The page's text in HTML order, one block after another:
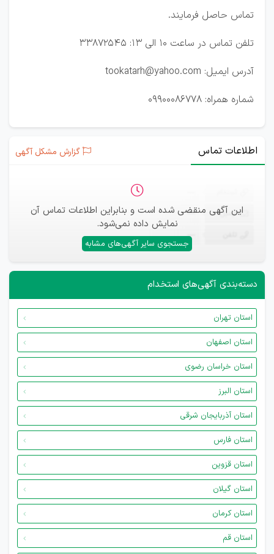
تماس حاصل فرمایند.
تلفن تماس در ساعت 10 الی 13: 33872545
آدرس ایمیل: tookatarh@yahoo.com
شماره همراه: 09900086778
اطلاعات تماس گزارش مشکل آگهی
این آگهی منقضی شده است و بنابراین اطلاعات تماس آن
نمایش داده نمی‌شود.
جستجوی سایر آگهی‌های مشابه
ایمیل —
—
دسته‌بندی آگهی‌های استخدام
استان تهران
استان اصفهان
استان خراسان رضوی
استان البرز
استان آذربایجان شرقی
استان فارس
استان قزوین
استان گیلان
استان کرمان
استان قم